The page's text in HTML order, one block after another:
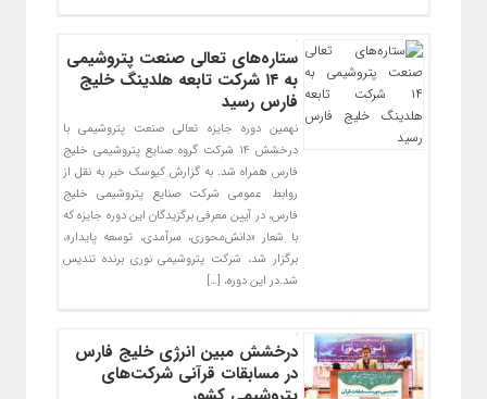
ستاره‌های تعالی صنعت پتروشیمی
به ۱۴ شرکت تابعه هلدینگ خلیج
فارس رسید
نهمین دوره جایزه تعالی صنعت پتروشیمی با
درخشش ۱۴ شرکت گروه صنایع پتروشیمی خلیج
فارس همراه شد. به گزارش کیوسک خبر به نقل از
روابط عمومی شرکت صنایع پتروشیمی خلیج
فارس، در آیین معرفی برگزیدگان این دوره جایزه که
با شعار «دانش‌محوری، سرآمدی، توسعه پایدار»،
برگزار شد، شرکت پتروشیمی نوری برنده تندیس
شد.در این دوره، […]
درخشش مبین انرژی خلیج فارس
در مسابقات قرآنی شرکت‌های